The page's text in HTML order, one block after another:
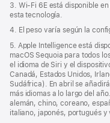
3. Wi‑Fi 6E está disponible
esta tecnología.
4. El peso varía según la
5. Apple Intelligence está
macOS Sequoia para todos
el idioma de Siri y el
Canadá, Estados Unidos,
Sudáfrica). En abril se
más idiomas a lo largo del
alemán, chino, coreano,
italiano, japonés, portugués y